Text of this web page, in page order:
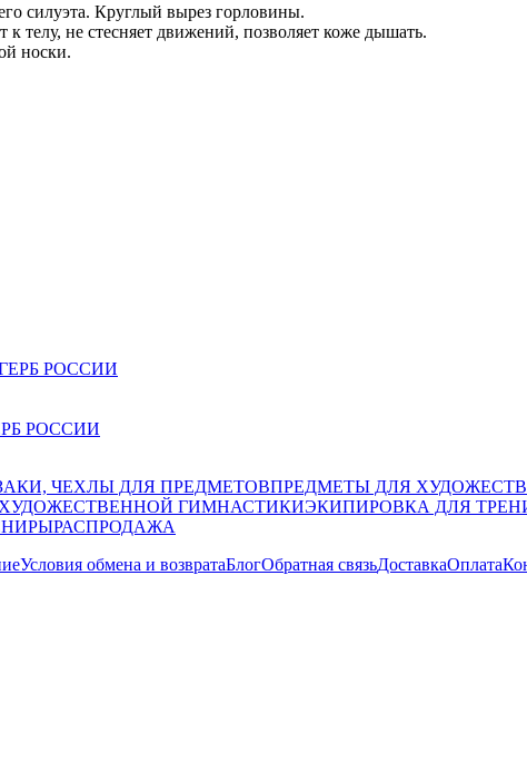
силуэта. Круглый вырез горловины.
телу, не стесняет движений, позволяет коже дышать.
носки.
РОССИИ
ЧЕХЛЫ ДЛЯ ПРЕДМЕТОВПРЕДМЕТЫ ДЛЯ
ГИМНАСТИКИЭКИПИРОВКА ДЛЯ
РАСПРОДАЖА
Условия обмена и возвратаБлогОбратная связьДоставкаОплата